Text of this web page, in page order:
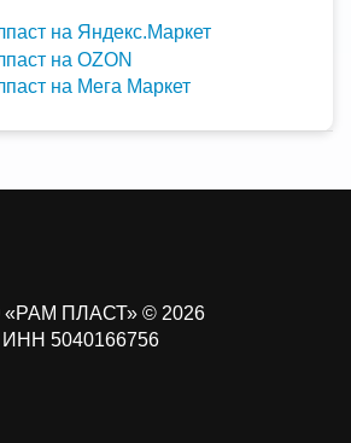
ПЛАСТ» © 2026
ИНН 5040166756